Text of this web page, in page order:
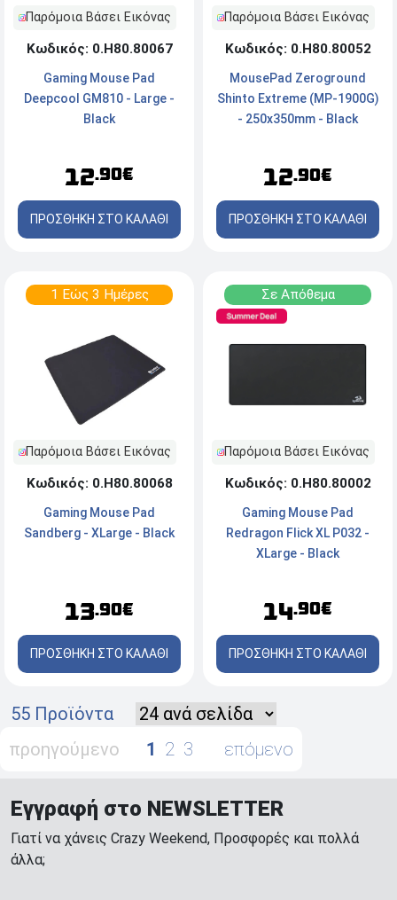
Παρόμοια Βάσει Εικόνας
Κωδικός: 0.Η80.80067
Gaming Mouse Pad
Deepcool GM810 - Large -
Black
12.90€
ΠΡΟΣΘΗΚΗ ΣΤΟ ΚΑΛΑΘΙ
Παρόμοια Βάσει Εικόνας
Κωδικός: 0.Η80.80052
MousePad Zeroground
Shinto Extreme (MP-1900G)
- 250x350mm - Black
12.90€
ΠΡΟΣΘΗΚΗ ΣΤΟ ΚΑΛΑΘΙ
1 Εώς 3 Ημέρες
Παρόμοια Βάσει Εικόνας
Κωδικός: 0.Η80.80068
Gaming Mouse Pad
Sandberg - XLarge - Black
13.90€
ΠΡΟΣΘΗΚΗ ΣΤΟ ΚΑΛΑΘΙ
Σε Απόθεμα
Παρόμοια Βάσει Εικόνας
Κωδικός: 0.Η80.80002
Gaming Mouse Pad
Redragon Flick XL P032 -
XLarge - Black
14.90€
ΠΡΟΣΘΗΚΗ ΣΤΟ ΚΑΛΑΘΙ
55 Προϊόντα
προηγούμενο
1 2 3 επόμενο
Εγγραφή στο NEWSLETTER
Γιατί να χάνεις Crazy Weekend, Προσφορές και πολλά
άλλα;